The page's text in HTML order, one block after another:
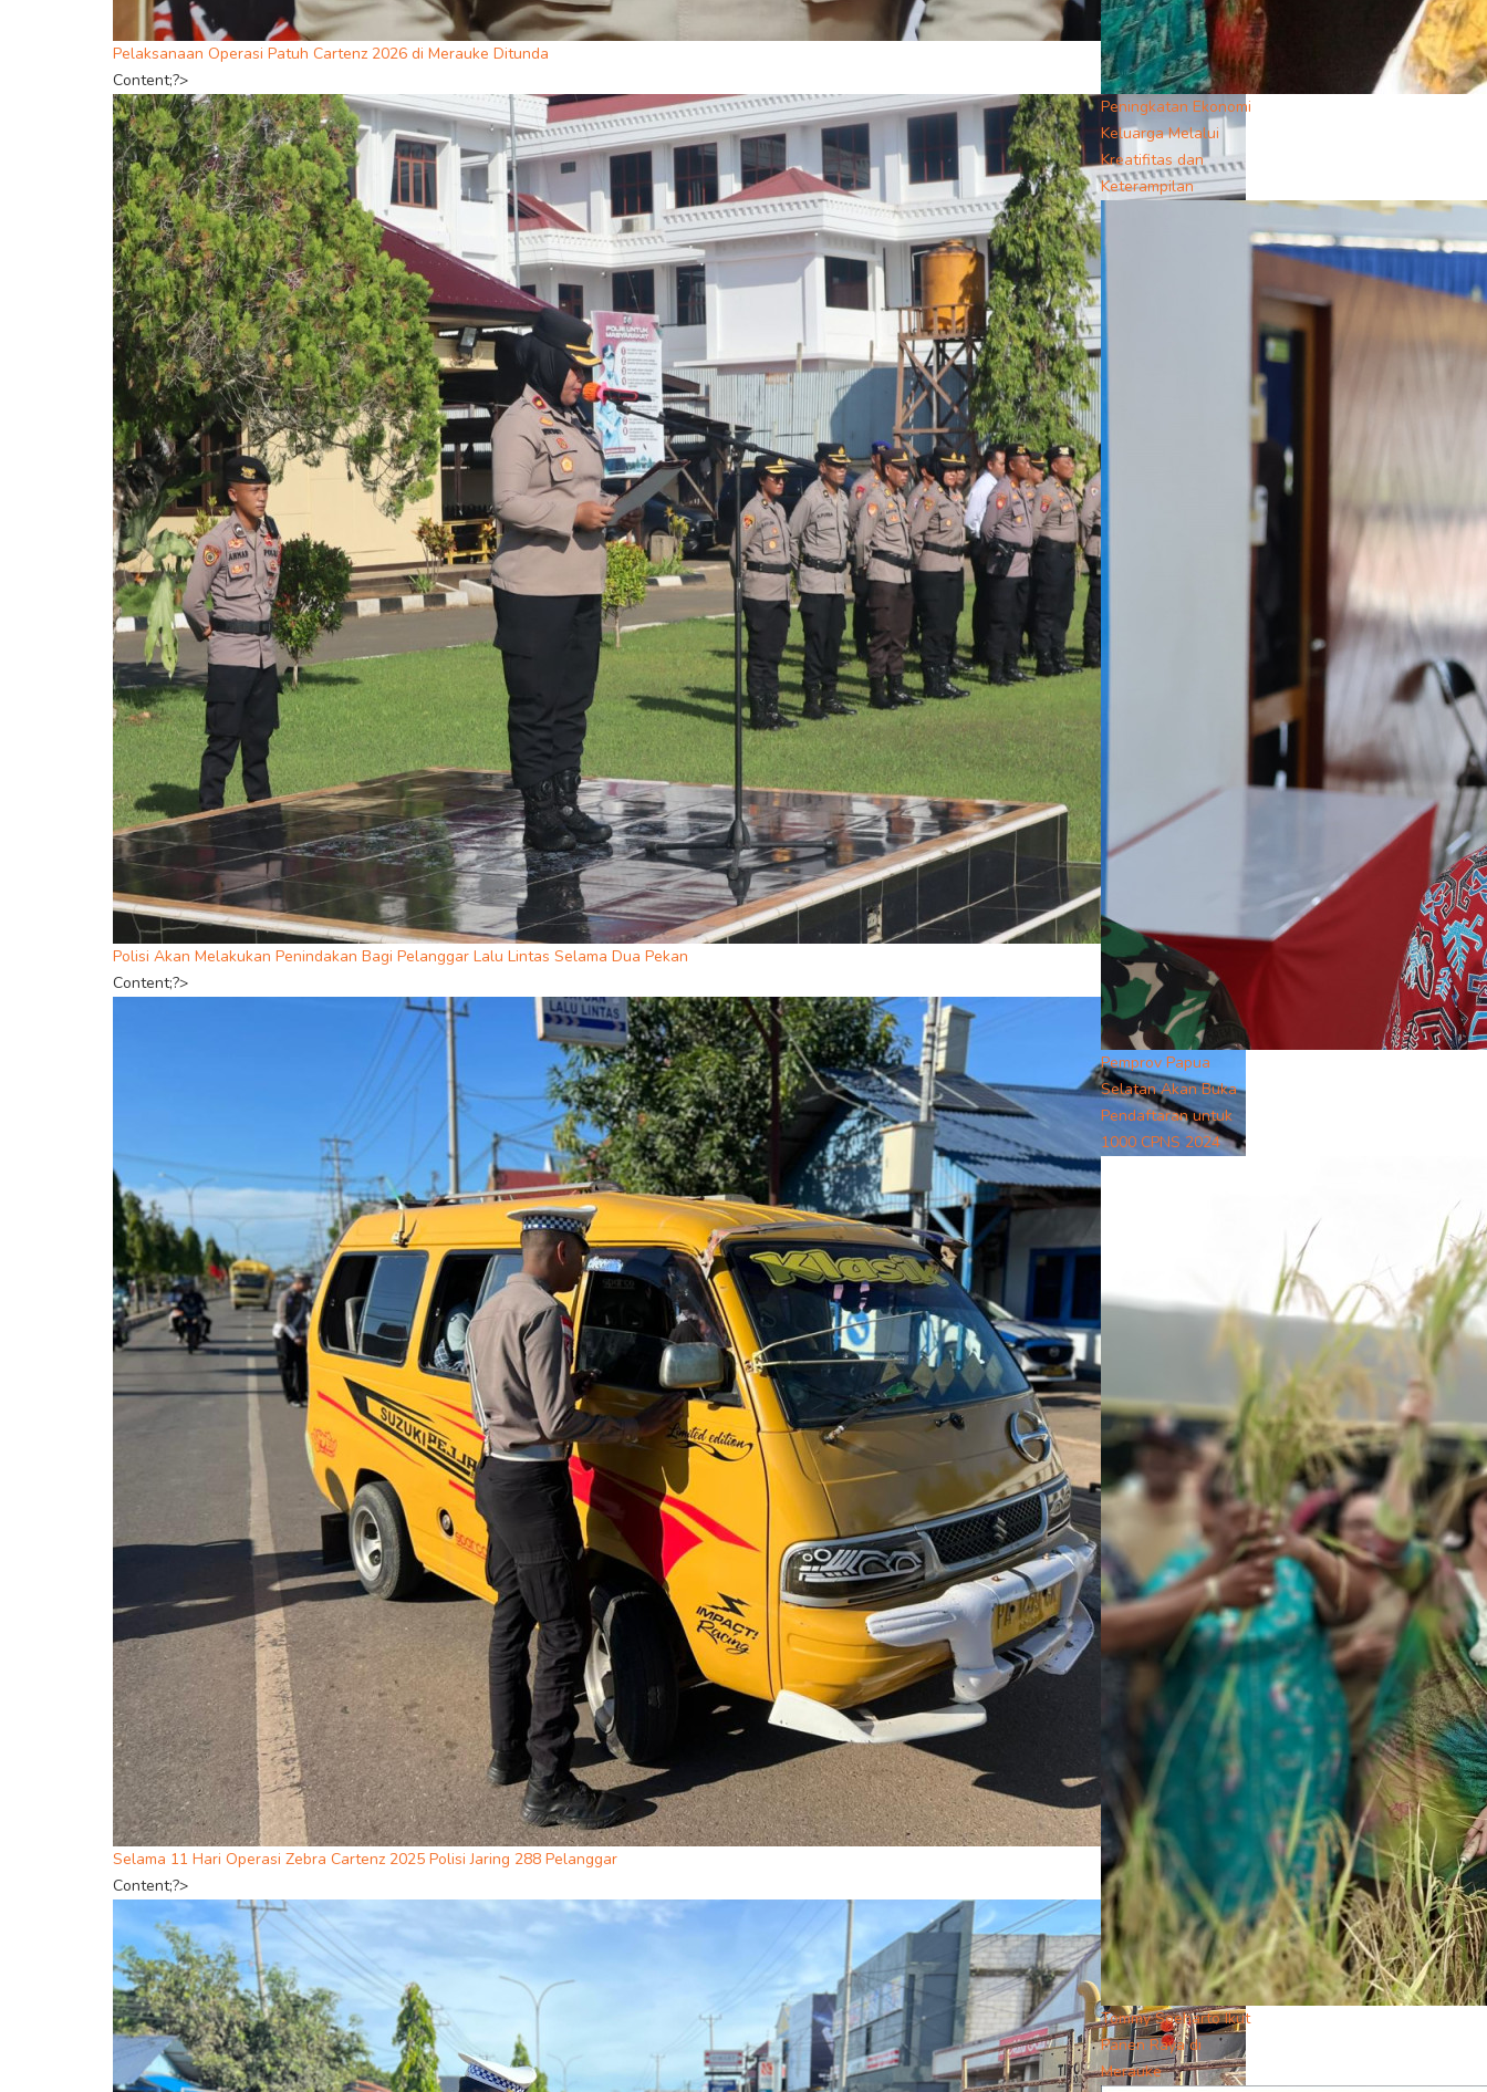
Pelaksanaan Operasi Patuh Cartenz 2026 di Merauke Ditunda
Content;?>
Polisi Akan Melakukan Penindakan Bagi Pelanggar Lalu Lintas Selama Dua Pekan
Content;?>
Selama 11 Hari Operasi Zebra Cartenz 2025 Polisi Jaring 288 Pelanggar
Content;?>
Peningkatan Ekonomi
Keluarga Melalui
Kreatifitas dan
Keterampilan
Pemprov Papua
Selatan Akan Buka
Pendaftaran untuk
1000 CPNS 2024
Tommy Soeharto Ikut
Panen Raya di
Merauke